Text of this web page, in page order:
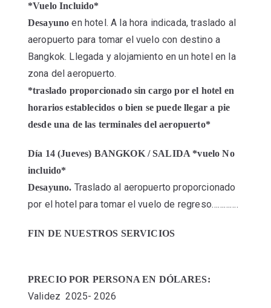
*Vuelo Incluido*
Desayuno en hotel. A la hora indicada, traslado al
aeropuerto para tomar el vuelo con destino a
Bangkok. Llegada y alojamiento en un hotel en la
zona del aeropuerto.
*traslado proporcionado sin cargo por el hotel en
horarios establecidos o bien se puede llegar a pie
desde una de las terminales del aeropuerto*
Día 14 (Jueves) BANGKOK / SALIDA *vuelo No
incluido*
Desayuno. Traslado al aeropuerto proporcionado
por el hotel para tomar el vuelo de regreso………….
FIN DE NUESTROS SERVICIOS
PRECIO POR PERSONA EN DÓLARES:
Validez 2025- 2026